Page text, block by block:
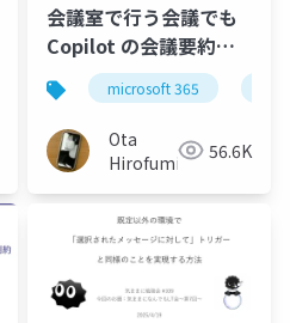
会議室で行う会議でも
Copilot の会議要約を
利用する - パソコンで
発言者を識別して文字
起こしを行う機能の紹
介
microsoft 365
Ota
Hirofumi
56.6K